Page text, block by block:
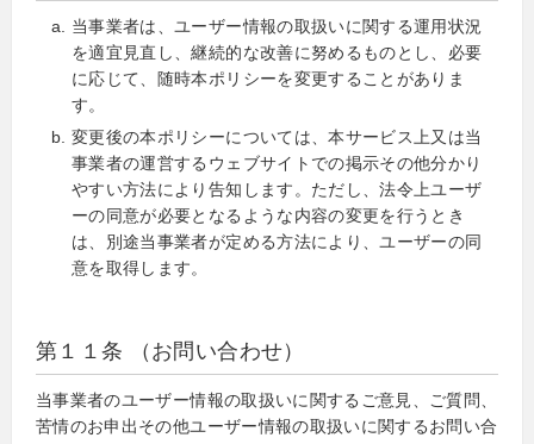
当事業者は、ユーザー情報の取扱いに関する運用状況
を適宜見直し、継続的な改善に努めるものとし、必要
に応じて、随時本ポリシーを変更することがありま
す。
変更後の本ポリシーについては、本サービス上又は当
事業者の運営するウェブサイトでの掲示その他分かり
やすい方法により告知します。ただし、法令上ユーザ
ーの同意が必要となるような内容の変更を行うとき
は、別途当事業者が定める方法により、ユーザーの同
意を取得します。
第１１条 （お問い合わせ）
当事業者のユーザー情報の取扱いに関するご意見、ご質問、
苦情のお申出その他ユーザー情報の取扱いに関するお問い合